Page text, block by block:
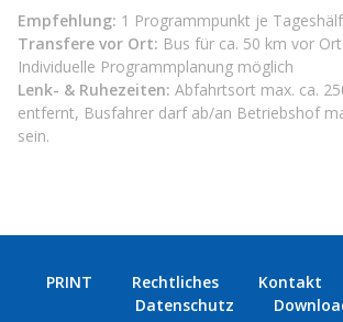
Empfehlung: 1 Programmpunkt je
Transfere vor Ort: Bus für ca. 50 km vor
Individuelle Programmplanung möglich
Lenk- & Ruhezeiten: Abfahrtsort max. ca.
entfernt, Busfahrer darf ab/an Betriebshof
sein.
PRINT Rechtliches Kontakt
Datenschutz